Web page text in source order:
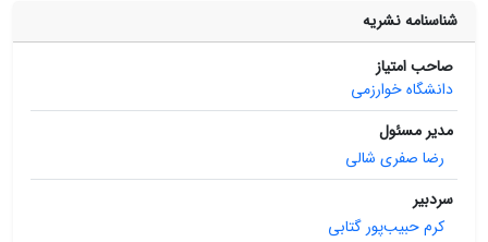
شناسنامه نشریه
صاحب امتیاز
دانشگاه خوارزمی
مدیر مسئول
رضا صفری‌ شالی
سردبیر
کرم حبیب‌پور گتابی